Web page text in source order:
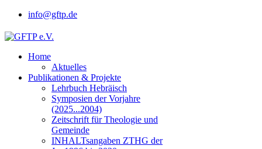
info@gftp.de
Home
Aktuelles
Publikationen & Projekte
Lehrbuch Hebräisch
Symposien der Vorjahre
(2025...2004)
Zeitschrift für Theologie und
Gemeinde
INHALTsangaben ZTHG der